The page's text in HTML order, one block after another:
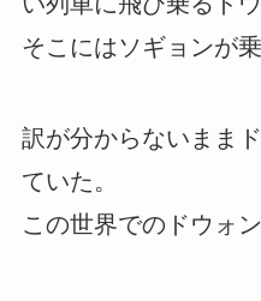
そこにはソギョンが乗
訳が分からないまま
ていた。
この世界でのドウォ